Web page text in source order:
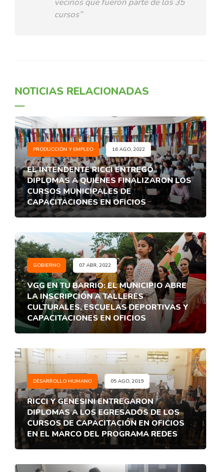
cursos”
NOTICIAS RELACIONADAS
PRODUCCIÓN Y EMPLEO 16 AGO, 2022
EL INTENDENTE RICCI ENTREGÓ
DIPLOMAS A QUIENES FINALIZARON LOS
CURSOS MUNICIPALES DE
CAPACITACIONES EN OFICIOS
GOBIERNO 07 ABR, 2022
VGG EN TU BARRIO: EL MUNICIPIO ABRE
LA INSCRIPCIÓN A TALLERES
CULTURALES, ESCUELAS DEPORTIVAS Y
CAPACITACIONES EN OFICIOS
DESARROLLO HUMANO 05 AGO, 2019
RICCI Y GENESINI ENTREGARON
DIPLOMAS A LOS EGRESADOS DE LOS
CURSOS DE CAPACITACIÓN EN OFICIOS
EN EL MARCO DEL PROGRAMA REDES